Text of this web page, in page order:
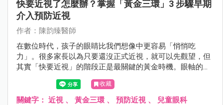
快要近視了怎麼辦？掌握「黃金三環」3 步驟早期
介入預防近視
作者：陳韵臻醫師
在數位時代，孩子的眼睛比我們想像中更容易「悄悄吃
力」。很多家長以為只要還沒正式近視，就可以先觀望，但
其實「快要近視」的階段正是最關鍵的黃金時機。眼軸的微
小延長往往在不知不覺中發生，若不及早介入，近視度數可
能快速加深，甚至發展成中高度近視，增加長期視網膜併發
症風險。
收藏
關鍵字： 近視 、 黃金三環 、 預防近視 、 兒童眼科